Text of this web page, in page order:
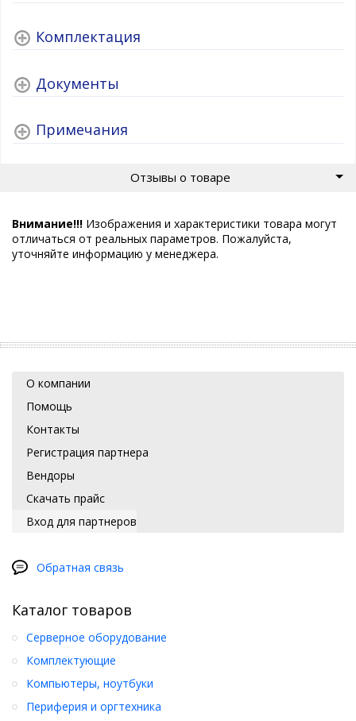
Комплектация
Документы
Примечания
Отзывы о товаре
Внимание!!! Изображения и характеристики товара могут
отличаться от реальных параметров. Пожалуйста,
уточняйте информацию у менеджера.
О компании
Помощь
Контакты
Регистрация партнера
Вендоры
Скачать прайс
Вход для партнеров
Обратная связь
Каталог товаров
Серверное оборудование
Комплектующие
Компьютеры, ноутбуки
Периферия и оргтехника